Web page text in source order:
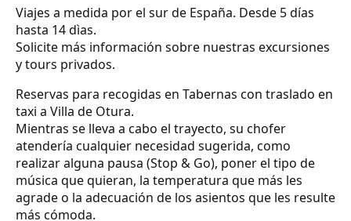
Viajes a medida por el sur de España. Desde 5 días
hasta 14 dìas.
Solicite más información sobre nuestras excursiones
y tours privados.
Reservas para recogidas en Tabernas con traslado en
taxi a Villa de Otura.
Mientras se lleva a cabo el trayecto, su chofer
atendería cualquier necesidad sugerida, como
realizar alguna pausa (Stop & Go), poner el tipo de
música que quieran, la temperatura que más les
agrade o la adecuación de los asientos que les resulte
más cómoda.